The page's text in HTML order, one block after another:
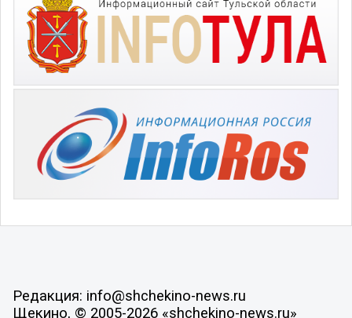
Редакция: info@shchekino-news.ru
Щекино, © 2005-2026 «shchekino-news.ru»